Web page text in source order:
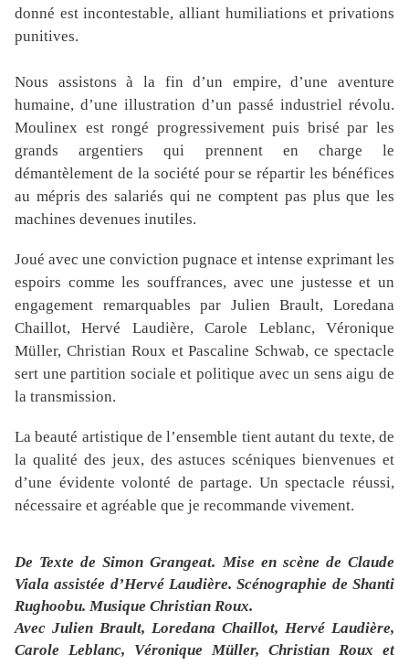
donné est incontestable, alliant humiliations et privations
punitives.
Nous assistons à la fin d’un empire, d’une aventure
humaine, d’une illustration d’un passé industriel révolu.
Moulinex est rongé progressivement puis brisé par les
grands argentiers qui prennent en charge le
démantèlement de la société pour se répartir les bénéfices
au mépris des salariés qui ne comptent pas plus que les
machines devenues inutiles.
Joué avec une conviction pugnace et intense exprimant les
espoirs comme les souffrances, avec une justesse et un
engagement remarquables par Julien Brault, Loredana
Chaillot, Hervé Laudière, Carole Leblanc, Véronique
Müller, Christian Roux et Pascaline Schwab, ce spectacle
sert une partition sociale et politique avec un sens aigu de
la transmission.
La beauté artistique de l’ensemble tient autant du texte, de
la qualité des jeux, des astuces scéniques bienvenues et
d’une évidente volonté de partage. Un spectacle réussi,
nécessaire et agréable que je recommande vivement.
De Texte deSimon Grangeat. Mise en scène de Claude
Viala assistée d’Hervé Laudière. Scénographie de Shanti
Rughoobu. Musique Christian Roux.
Avec Julien Brault, Loredana Chaillot, Hervé Laudière,
Carole Leblanc, Véronique Müller, Christian Roux et